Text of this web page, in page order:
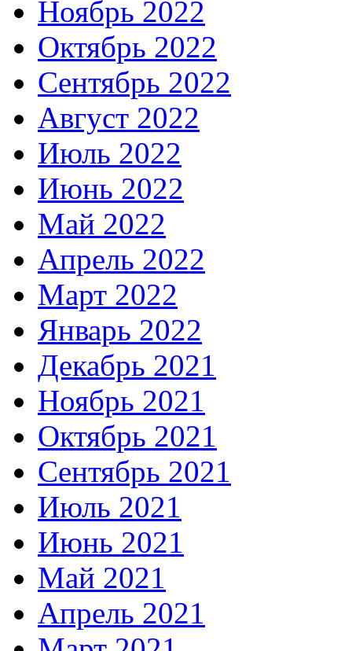
Ноябрь 2022
Октябрь 2022
Сентябрь 2022
Август 2022
Июль 2022
Июнь 2022
Май 2022
Апрель 2022
Март 2022
Январь 2022
Декабрь 2021
Ноябрь 2021
Октябрь 2021
Сентябрь 2021
Июль 2021
Июнь 2021
Май 2021
Апрель 2021